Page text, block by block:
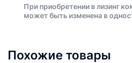
При приобретении в лизинг
может быть изменена в
Похожие товары